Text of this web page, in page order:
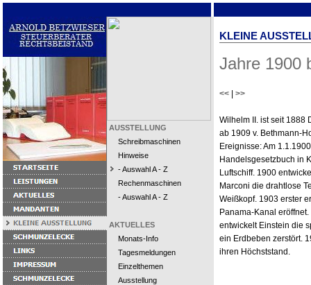
AUSSTELLUNG
Schreibmaschinen
Hinweise
- Auswahl A - Z
Rechenmaschinen
- Auswahl A - Z
AKTUELLES
Monats-Info
Tagesmeldungen
Einzelthemen
Ausstellung
KLEINE
Jahre 1900
<< >>
Wilhelm II. ist seit 1888
ab 1909 v. Bethmann-
Ereignisse: Am
Handelsgesetzbuch in
Luftschiff. 1900
Marconi die drahtlose
Weißkopf. 1903 erster
Panama-Kanal
entwickelt Einstein die
ein Erdbeben zerstört.
ihren Höchststand.